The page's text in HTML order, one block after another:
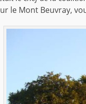
le Mont Beuvray,